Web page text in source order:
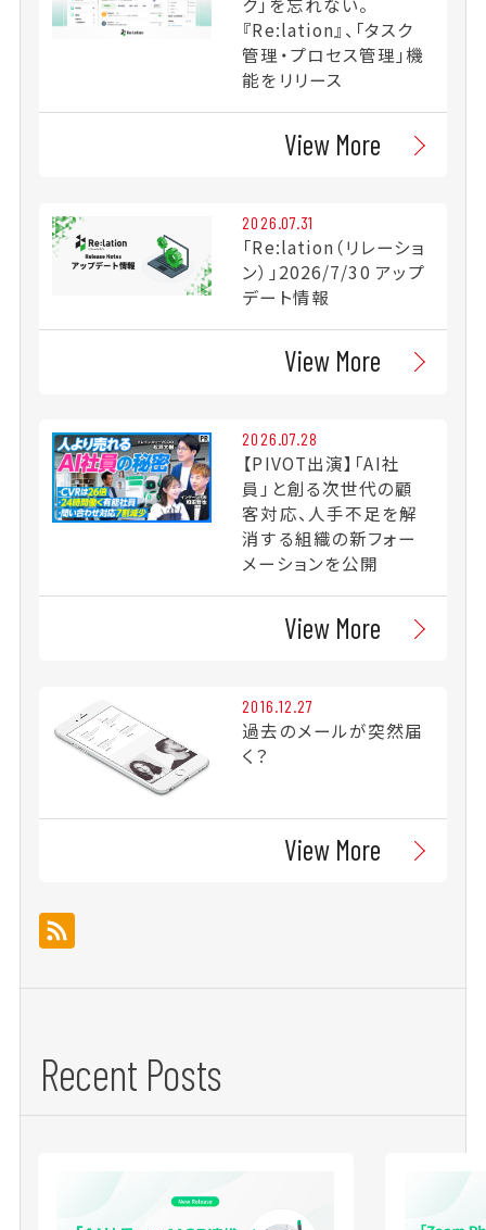
『Re:lation』、「タスク
管理・プロセス管理」機
能をリリース
View More
2026.07.31
「Re:lation（リレーショ
ン）」2026/7/30 アップ
デート情報
View More
2026.07.28
【PIVOT出演】「AI社
員」と創る次世代の顧
客対応、人手不足を解
消する組織の新フォー
メーションを公開
View More
2016.12.27
過去のメールが突然届
く？
View More
Recent Posts